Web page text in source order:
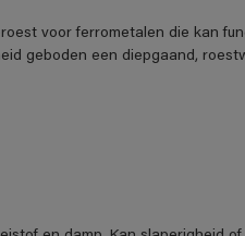
voor ferrometalen die kan
geboden een diepgaand,